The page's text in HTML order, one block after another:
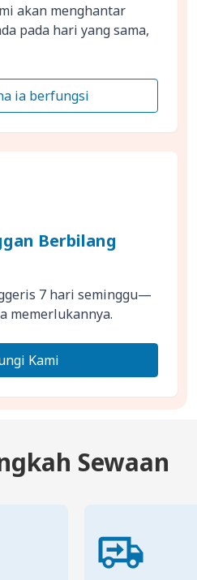
akan menghantar
pada hari yang sama,
ia berfungsi
Berbilang
7 hari seminggu—
memerlukannya.
Kami
Sewaan